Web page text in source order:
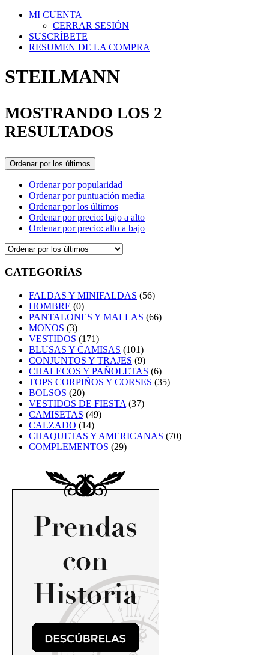
MI CUENTA
CERRAR SESIÓN
SUSCRÍBETE
RESUMEN DE LA COMPRA
STEILMANN
MOSTRANDO LOS 2
RESULTADOS
Ordenar por los últimos
Ordenar por popularidad
Ordenar por puntuación media
Ordenar por los últimos
Ordenar por precio: bajo a alto
Ordenar por precio: alto a bajo
CATEGORÍAS
FALDAS Y MINIFALDAS (56)
HOMBRE (0)
PANTALONES Y MALLAS (66)
MONOS (3)
VESTIDOS (171)
BLUSAS Y CAMISAS (101)
CONJUNTOS Y TRAJES (9)
CHALECOS Y PAÑOLETAS (6)
TOPS CORPIÑOS Y CORSES (35)
BOLSOS (20)
VESTIDOS DE FIESTA (37)
CAMISETAS (49)
CALZADO (14)
CHAQUETAS Y AMERICANAS (70)
COMPLEMENTOS (29)